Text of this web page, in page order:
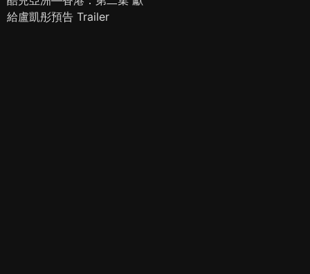
給盧凱彤預告 Trailer